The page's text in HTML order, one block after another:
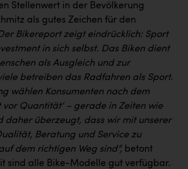
GmbH
und Motorhotels
Kachelofenverband
Stellenwert in der Bevölkerung
als gutes Zeichen für den
Bikereport zeigt eindrücklich: Sport
in sich selbst. Das Biken dient
als Ausgleich und zur
betreiben das Radfahren als Sport.
wählen Konsumenten nach dem
vor Quantität‘ – gerade in Zeiten wie
daher überzeugt, dass wir mit unserer
Beratung und Service zu
dem richtigen Weg sind“, betont
sind alle Bike-Modelle gut verfügbar.